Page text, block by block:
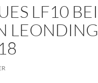
LF10 BEI
LEONDING